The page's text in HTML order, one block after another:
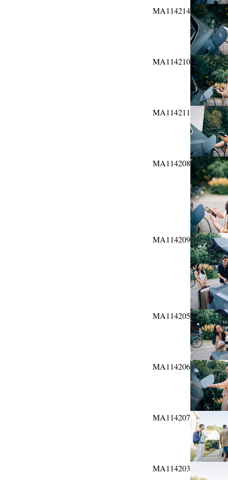
MA114214
MA114210
MA114211
MA114208
MA114209
MA114205
MA114206
MA114207
MA114203